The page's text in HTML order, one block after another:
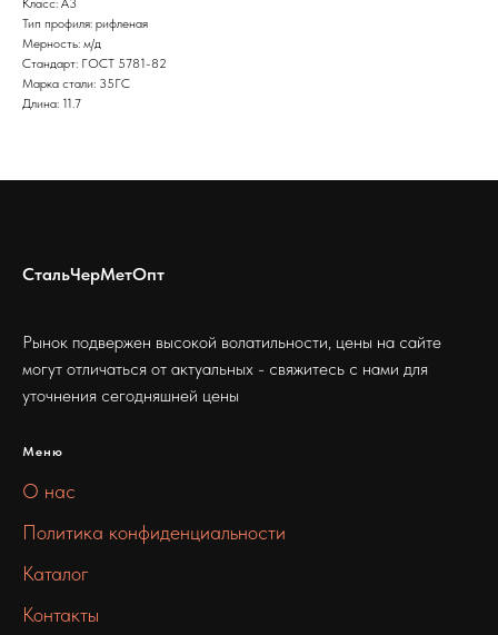
Класс: А3
Тип профиля: рифленая
Мерность: м/д
Стандарт: ГОСТ 5781-82
Марка стали: 35ГС
Длина: 11.7
СтальЧерМетОпт
Рынок подвержен высокой волатильности, цены на сайте
могут отличаться от актуальных - свяжитесь с нами для
уточнения сегодняшней цены
Меню
О нас
Политика конфиденциальности
Каталог
Контакты